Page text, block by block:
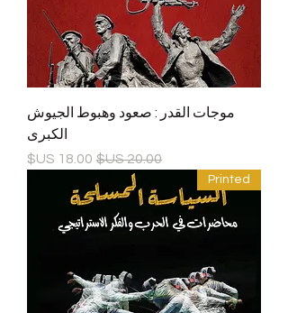
موجات القدر : صعود وهبوط الجيوش
الكبرى
سعر عادي
سعر البيع
Printed